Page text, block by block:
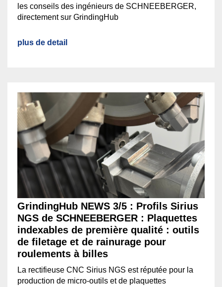
les conseils des ingénieurs de SCHNEEBERGER,
directement sur GrindingHub
plus de detail
GrindingHub NEWS 3/5 : Profils Sirius
NGS de SCHNEEBERGER : Plaquettes
indexables de première qualité : outils
de filetage et de rainurage pour
roulements à billes
La rectifieuse CNC Sirius NGS est réputée pour la
production de micro-outils et de plaquettes